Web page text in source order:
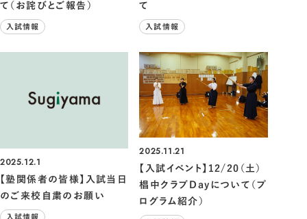
て（お詫びとご報告）
入試情報
て
入試情報
2025.12.1
【塾関係者の皆様】入試当日
のご来校自粛のお願い
入試情報
2025.11.21
【入試イベント】12/20（土）
椙中クラブDayについて（プ
ログラム紹介）